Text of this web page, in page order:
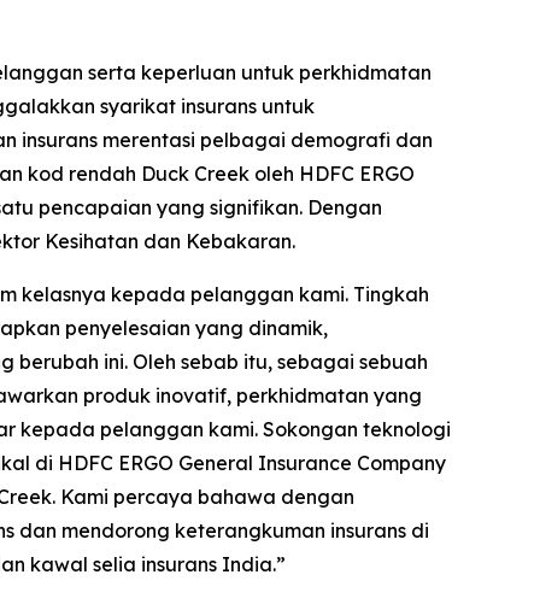
serta keperluan untuk perkhidmatan
syarikat insurans untuk
insurans merentasi pelbagai demografi dan
rendah Duck Creek oleh HDFC ERGO
pencapaian yang signifikan. Dengan
Kesihatan dan Kebakaran.
kelasnya kepada pelanggan kami. Tingkah
penyelesaian yang dinamik,
ini. Oleh sebab itu, sebagai sebuah
produk inovatif, perkhidmatan yang
kepada pelanggan kami. Sokongan teknologi
di HDFC ERGO General Insurance Company
Kami percaya bahawa dengan
dan mendorong keterangkuman insurans di
kawal selia insurans India.”